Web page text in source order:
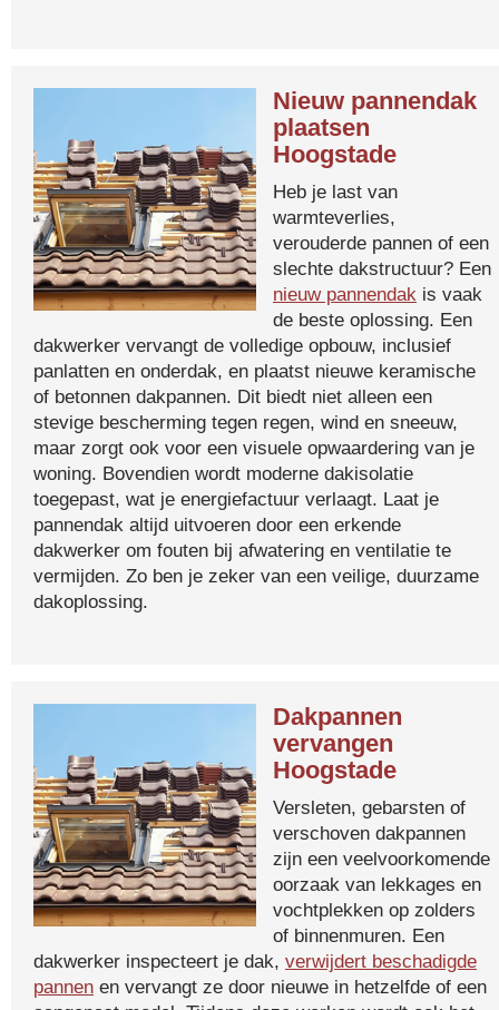
Nieuw pannendak
plaatsen
Hoogstade
Heb je last van
warmteverlies,
verouderde pannen of een
slechte dakstructuur? Een
nieuw pannendak is vaak
de beste oplossing. Een
dakwerker vervangt de volledige opbouw, inclusief
panlatten en onderdak, en plaatst nieuwe keramische
of betonnen dakpannen. Dit biedt niet alleen een
stevige bescherming tegen regen, wind en sneeuw,
maar zorgt ook voor een visuele opwaardering van je
woning. Bovendien wordt moderne dakisolatie
toegepast, wat je energiefactuur verlaagt. Laat je
pannendak altijd uitvoeren door een erkende
dakwerker om fouten bij afwatering en ventilatie te
vermijden. Zo ben je zeker van een veilige, duurzame
dakoplossing.
Dakpannen
vervangen
Hoogstade
Versleten, gebarsten of
verschoven dakpannen
zijn een veelvoorkomende
oorzaak van lekkages en
vochtplekken op zolders
of binnenmuren. Een
dakwerker inspecteert je dak, verwijdert beschadigde
pannen en vervangt ze door nieuwe in hetzelfde of een